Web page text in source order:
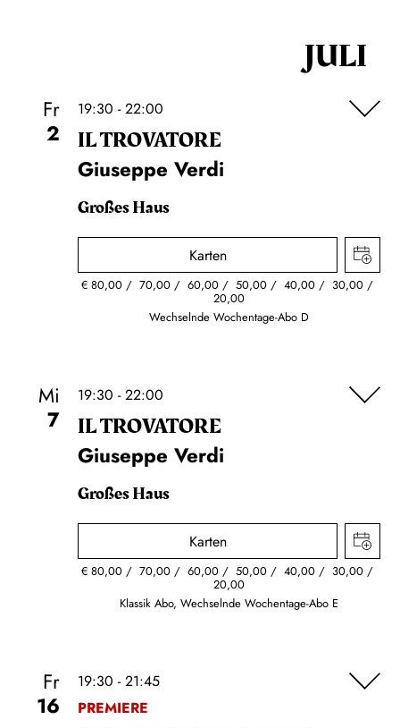
JULI
Fr
2
19:30 - 22:00
IL TROVA­TORE
Giuseppe Verdi
Großes Haus
Karten
€80,00 70,00 60,00 50,00 40,00 30,00
20,00
Wechselnde Wochentage-Abo D
Mi
7
19:30 - 22:00
IL TROVA­TORE
Giuseppe Verdi
Großes Haus
Karten
€80,00 70,00 60,00 50,00 40,00 30,00
20,00
Klassik Abo, Wechselnde Wochentage-Abo E
Fr
16
19:30 - 21:45
PREMIERE